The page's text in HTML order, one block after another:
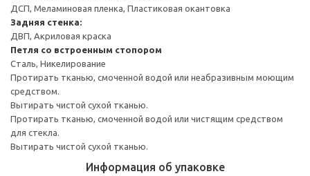
ДСП, Меламиновая пленка, Пластиковая окантовка
Задняя стенка:
ДВП, Акриловая краска
Петля со встроенным стопором
Сталь, Никелирование
Протирать тканью, смоченной водой или неабразивным моющим
средством.
Вытирать чистой сухой тканью.
Протирать тканью, смоченной водой или чистящим средством
для стекла.
Вытирать чистой сухой тканью.
Информация об упаковке